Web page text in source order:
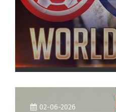
02-06-2026